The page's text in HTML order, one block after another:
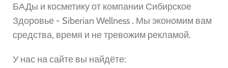
БАДы и косметику от компании Сибирское
Здоровье - Siberian Wellness . Мы экономим вам
средства, время и не тревожим рекламой.
У нас на сайте вы найдёте: